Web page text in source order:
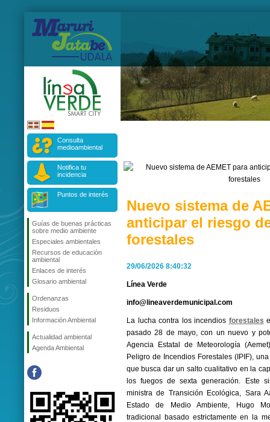
Consulta
medioambiental
Notifica tu
incidencia
Puntos de interés
Guías de buenas prácticas
sobre medio ambiente
Especiales ambientales
Recursos de educación
ambiental
Enlaces de interés
Glosario ambiental
Ordenanzas
Residuos
Información Ambiental
Actualidad ambiental
Agenda Ambiental
Nuevo sistema de
anticipar el riesgo
forestales
29/06/2026 8:40:32
Línea Verde
info@lineaverdemunicipal.com
La lucha contra los incendios forestales
pasado 28 de mayo, con un nuevo y
Agencia Estatal de Meteorología
Peligro de Incendios Forestales (IPIF),
que busca dar un salto cualitativo en la
los fuegos de sexta generación. Este
ministra de Transición Ecológica, Sara
Estado de Medio Ambiente, Hugo
tradicional basado estrictamente en la